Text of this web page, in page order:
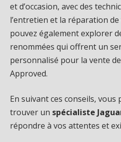
et d’occasion, avec des
l’entretien et la réparation
pouvez également explorer
renommées qui offrent un
personnalisé pour la vente
Approved.
En suivant ces conseils,
trouver un spécialiste
répondre à vos attentes et